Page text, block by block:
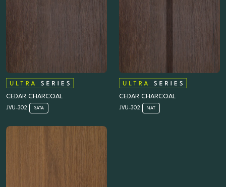
CEDAR CHARCOAL
JVU-302 RATA
CEDAR CHARCOAL
JVU-302 NAT